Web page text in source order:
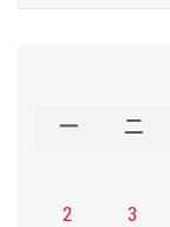
一 二
2
3